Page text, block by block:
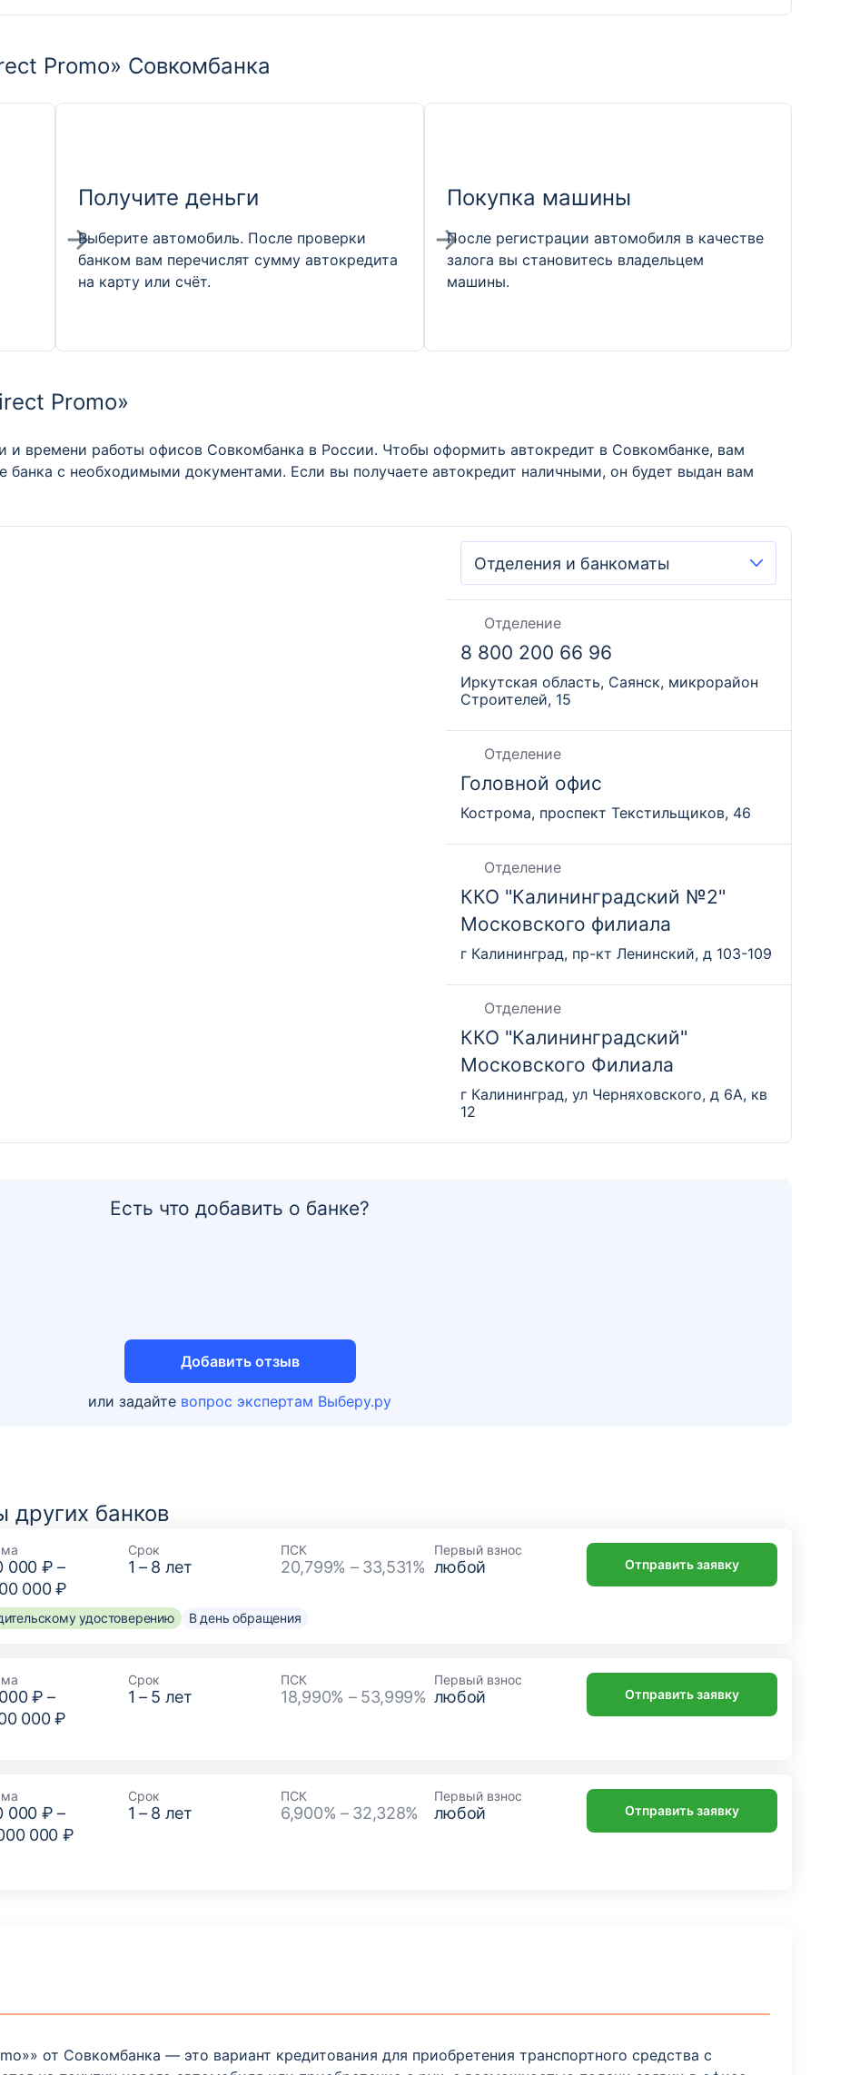
Promo» Совкомбанка
Получите деньги
Выберите автомобиль. После проверки
банком вам перечислят сумму автокредита
на карту или счёт.
Покупка машины
После регистрации автомобиля в качестве
залога вы становитесь владельцем
машины.
Promo»
и времени работы офисов Совкомбанка в России. Чтобы оформить автокредит в Совкомбанке, вам
банка с необходимыми документами. Если вы получаете автокредит наличными, он будет выдан вам
Отделение
8 800 200 66 96
Иркутская область, Саянск, микрорайон
Строителей, 15
Отделение
Головной офис
Кострома, проспект Текстильщиков, 46
Отделение
ККО "Калининградский №2"
Московского филиала
г Калининград, пр-кт Ленинский, д 103-109
Отделение
ККО "Калининградский"
Московского Филиала
г Калининград, ул Черняховского, д 6А, кв
12
г Пермь, пр-кт Комсомольский, д 34, оф
101
«Белогорский»
Амурская область, Белогорск, улица
Отделение
Кредитно-кассовый офис
Калинина, 61
Есть что добавить о банке?
Добавить отзыв
или задайте вопрос экспертам Выберу.ру
других банков
000 ₽ –
000 ₽
Срок
1 – 8 лет
ПСК
20,799% – 33,531%
Первый взнос
любой
удостоверению В день обращения
Отправить заявку
₽ –
000 ₽
Срок
1 – 5 лет
ПСК
18,990% – 53,999%
Первый взнос
любой Отправить заявку
000 ₽ –
000 ₽
Срок
1 – 8 лет
ПСК
6,900% – 32,328%
Первый взнос
любой Отправить заявку
от Совкомбанка — это вариант кредитования для приобретения транспортного средства с